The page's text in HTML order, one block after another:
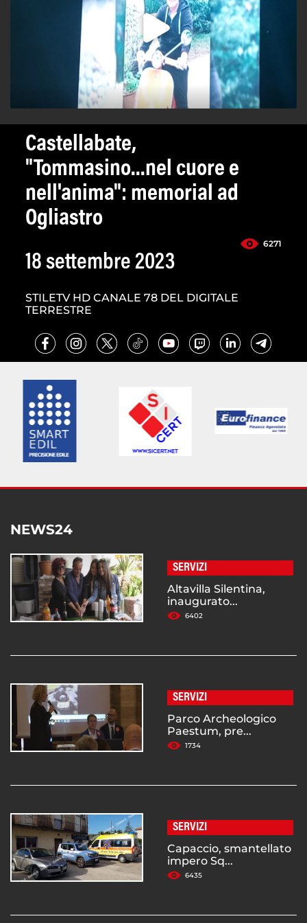
Castellabate,
"Tommasino...nel cuore e
nell'anima": memorial ad
Ogliastro
6271
18 settembre 2023
STILETV HD CANALE 78 DEL DIGITALE
TERRESTRE
NEWS24
SERVIZI
Altavilla Silentina,
inaugurato...
6402
SERVIZI
Parco Archeologico
Paestum, pre...
1734
SERVIZI
Capaccio, smantellato
impero Sq...
6435